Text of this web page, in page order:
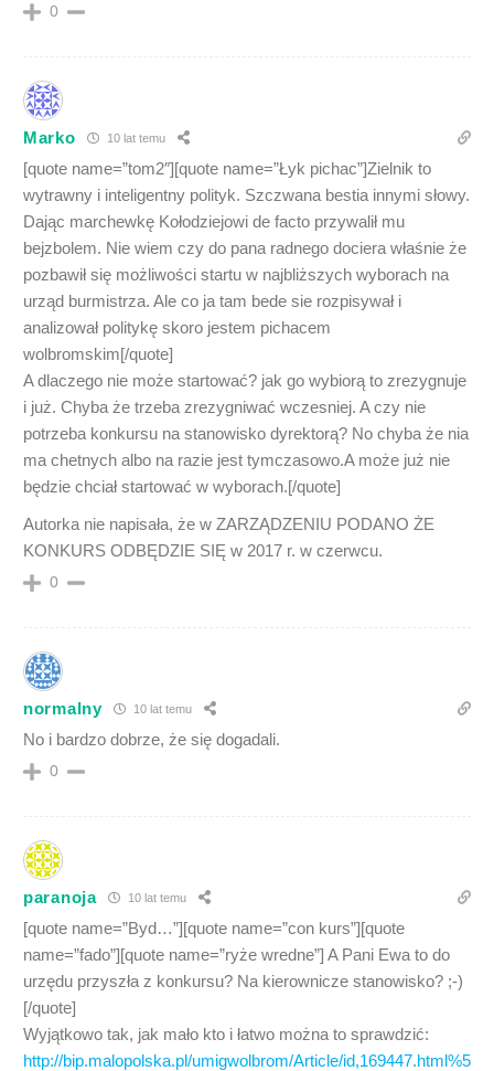
0
Marko 10 lat temu
[quote name=”tom2″][quote name=”Łyk pichac”]Zielnik to
wytrawny i inteligentny polityk. Szczwana bestia innymi słowy.
Dając marchewkę Kołodziejowi de facto przywalił mu
bejzbolem. Nie wiem czy do pana radnego dociera właśnie że
pozbawił się możliwości startu w najbliższych wyborach na
urząd burmistrza. Ale co ja tam bede sie rozpisywał i
analizował politykę skoro jestem pichacem
wolbromskim[/quote]
A dlaczego nie może startować? jak go wybiorą to zrezygnuje
i już. Chyba że trzeba zrezygniwać wczesniej. A czy nie
potrzeba konkursu na stanowisko dyrektorą? No chyba że nia
ma chetnych albo na razie jest tymczasowo.A może już nie
będzie chciał startować w wyborach.[/quote]
Autorka nie napisała, że w ZARZĄDZENIU PODANO ŻE
KONKURS ODBĘDZIE SIĘ w 2017 r. w czerwcu.
0
normalny 10 lat temu
No i bardzo dobrze, że się dogadali.
0
paranoja 10 lat temu
[quote name=”Byd…”][quote name=”con kurs”][quote
name=”fado”][quote name=”ryże wredne”] A Pani Ewa to do
urzędu przyszła z konkursu? Na kierownicze stanowisko? ;-)
[/quote]
Wyjątkowo tak, jak mało kto i łatwo można to sprawdzić:
http://bip.malopolska.pl/umigwolbrom/Article/id,169447.html%5